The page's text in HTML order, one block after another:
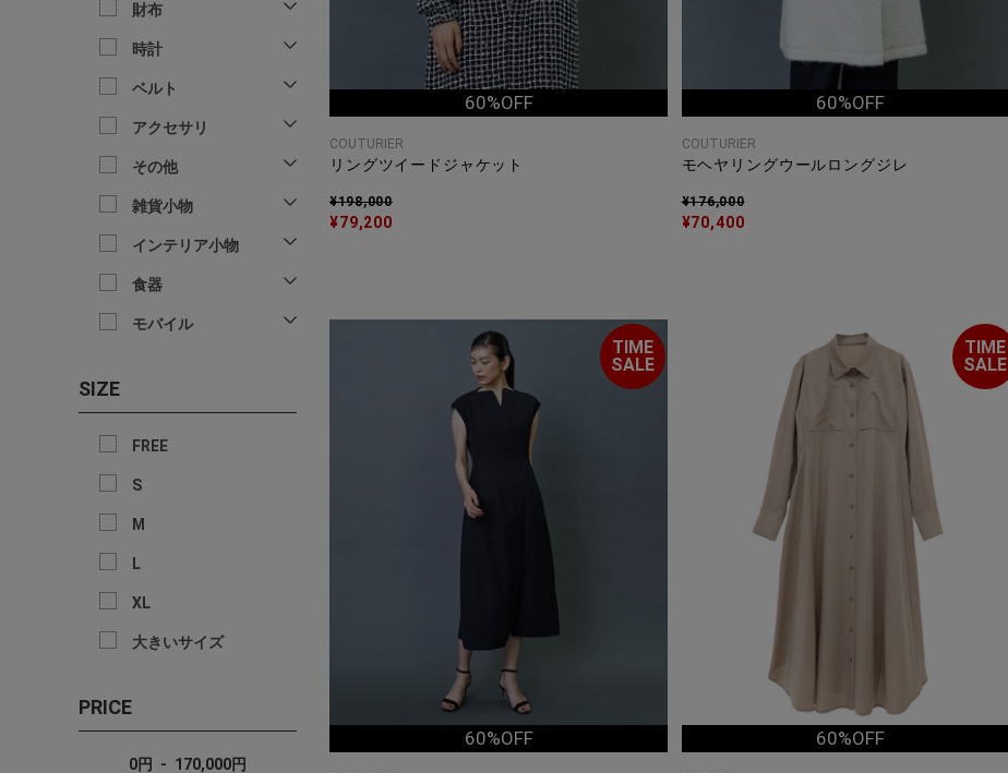
財布
時計
ベルト
アクセサリ
その他
雑貨小物
インテリア小物
食器
モバイル
SIZE
FREE
S
M
L
XL
大きいサイズ
PRICE
0円 - 170,000円
60%OFF
COUTURIER
リングツイードジャケット
¥198,000
¥79,200
60%OFF
COUTURIER
モヘヤリングウールロングジレ
¥176,000
¥70,400
TIME
SALE
60%OFF
TIME
SALE
60%OFF